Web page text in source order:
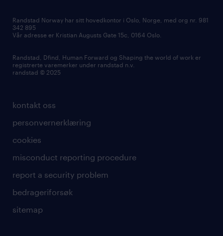
kontakt oss
personvernerklæring
cookies
misconduct reporting procedure
report a security problem
bedrageriforsøk
sitemap
Randstad Norway har sitt hovedkontor i Oslo, Norge, med org nr. 981
342 895
Vår adresse er Kristian Augusts Gate 15c, 0164 Oslo.
Randstad, Dfind, Human Forward og Shaping the world of work er
registrerte varemerker under randstad n.v.
randstad © 2025